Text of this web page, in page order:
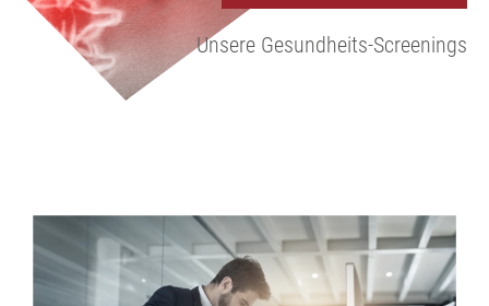
Unsere Gesundheits-Screenings